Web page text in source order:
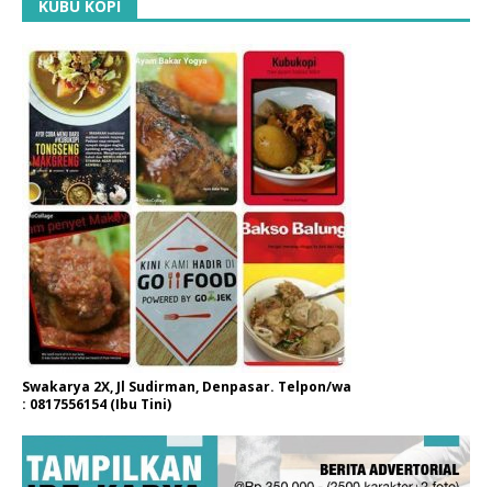
KUBU KOPI
Swakarya 2X, Jl Sudirman, Denpasar. Telpon/wa
: 0817556154 (Ibu Tini)